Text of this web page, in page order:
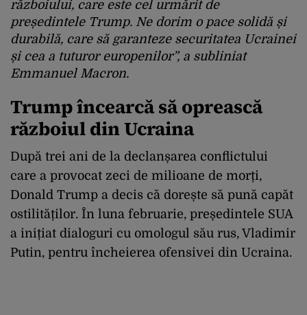
războiului, care este cel urmărit de
președintele Trump. Ne dorim o pace solidă și
durabilă, care să garanteze securitatea Ucrainei
și cea a tuturor europenilor”, a subliniat
Emmanuel Macron.
Trump încearcă să oprească
războiul din Ucraina
După trei ani de la declanșarea conflictului
care a provocat zeci de milioane de morți,
Donald Trump a decis că dorește să pună capăt
ostilităților. În luna februarie, președintele SUA
a inițiat dialoguri cu omologul său rus, Vladimir
Putin, pentru încheierea ofensivei din Ucraina.